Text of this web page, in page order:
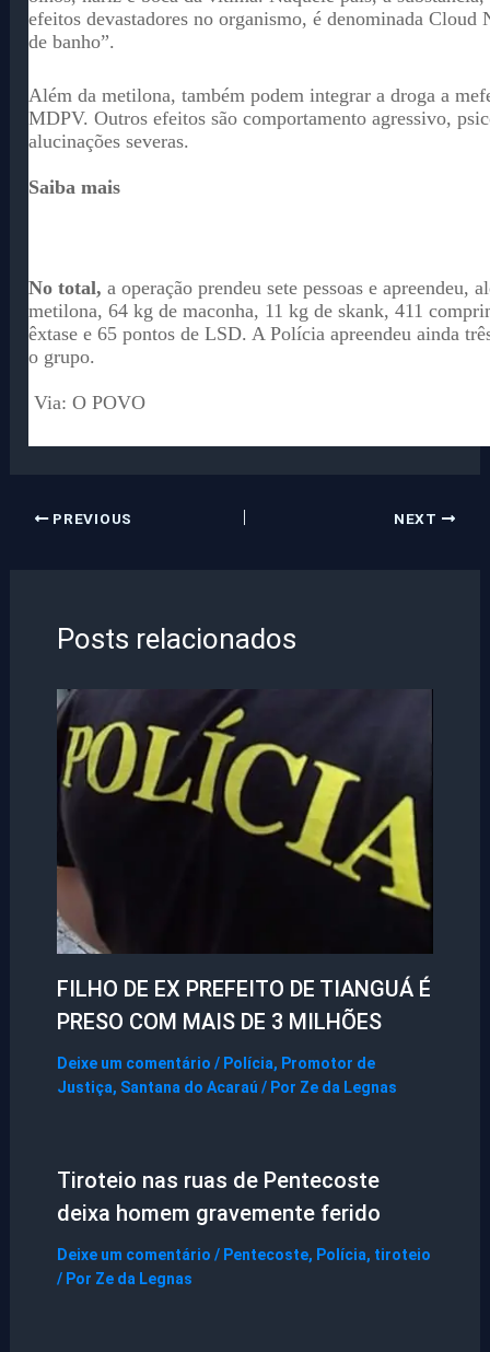
efeitos devastadores no organismo, é denominada Cloud
de banho”.
Além da metilona, também podem integrar a droga a
MDPV. Outros efeitos são comportamento agressivo,
alucinações severas.
Saiba mais
No total, a operação prendeu sete pessoas e apreendeu,
metilona, 64 kg de maconha, 11 kg de skank, 411
êxtase e 65 pontos de LSD. A Polícia apreendeu ainda
o grupo.
Via: O POVO
PREVIOUS NEXT
Posts relacionados
FILHO DE EX PREFEITO DE TIANGUÁ É
PRESO COM MAIS DE 3 MILHÕES
Deixe um comentário / Polícia, Promotor de
Justiça, Santana do Acaraú / Por Ze da Legnas
Tiroteio nas ruas de Pentecoste
deixa homem gravemente ferido
Deixe um comentário / Pentecoste, Polícia, tiroteio
/ Por Ze da Legnas